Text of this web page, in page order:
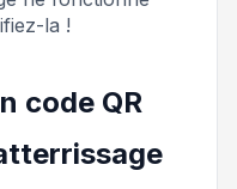
la !
code QR